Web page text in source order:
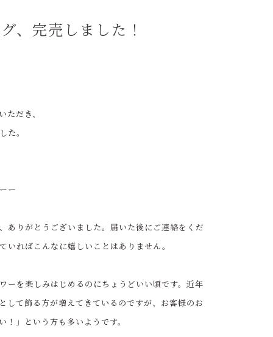
、完売しました！
だき、
た。
ー
ありがとうございました。届いた後にご連絡をくだ
ればこんなに嬉しいことはありません。
ーを楽しみはじめるのにちょうどいい頃です。近年
して飾る方が増えてきているのですが、お客様のお
」という方も多いようです。